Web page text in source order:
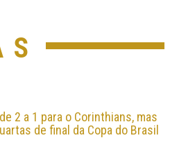
2 a 1 para o Corinthians, mas
de final da Copa do Brasil